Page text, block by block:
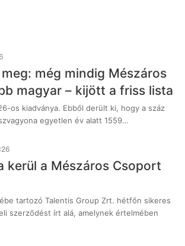
még mindig Mészáros
magyar – kijött a friss lista
os kiadványa. Ebből derült ki, hogy a száz
egyetlen év alatt 1559…
kerül a Mészáros Csoport
tartozó Talentis Group Zrt. hétfőn sikeres
szerződést írt alá, amelynek értelmében